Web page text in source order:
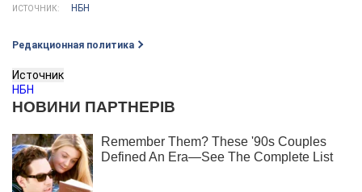
ИСТОЧНИК: НБН
Редакционная политика
Источник
НБН